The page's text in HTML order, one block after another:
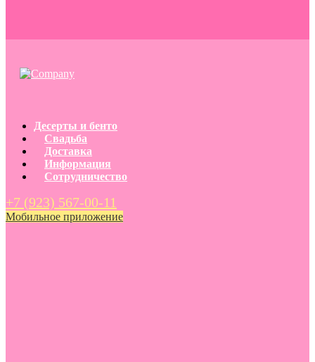
Десерты и бенто
Свадьба
Доставка
Информация
Сотрудничество
+7 (923) 567-00-11
Мобильное приложение